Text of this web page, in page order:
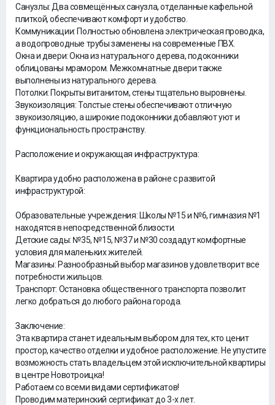
Санузлы: Два совмещённых санузла, отделанные кафельной
плиткой, обеспечивают комфорт и удобство.
Коммуникации: Полностью обновлена электрическая проводка,
а водопроводные трубы заменены на современные ПВХ.
Окна и двери: Окна из натурального дерева, подоконники
облицованы мрамором. Межкомнатные двери также
выполнены из натурального дерева.
Потолки: Покрыты витанитом, стены тщательно выровнены.
Звукоизоляция: Толстые стены обеспечивают отличную
звукоизоляцию, а широкие подоконники добавляют уют и
функциональность пространству.
Расположение и окружающая инфраструктура:
Квартира удобно расположена в районе с развитой
инфраструктурой:
Образовательные учреждения: Школы №15 и №6, гимназия №1
находятся в непосредственной близости.
Детские сады: №35, №15, №37 и №30 создадут комфортные
условия для маленьких жителей.
Магазины: Разнообразный выбор магазинов удовлетворит все
потребности жильцов.
Транспорт: Остановка общественного транспорта позволит
легко добраться до любого района города.
Заключение:
Эта квартира станет идеальным выбором для тех, кто ценит
простор, качество отделки и удобное расположение. Не упустите
возможность стать владельцем этой исключительной квартиры
в центре Новотроицка!
Работаем со всеми видами сертификатов!
Проводим материнский сертификат до 3-х лет.